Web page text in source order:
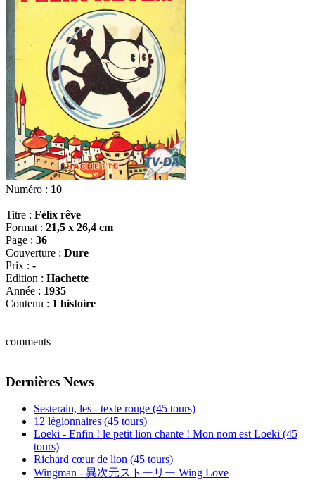
Numéro : 10
Titre : Félix rêve
Format : 21,5 x 26,4 cm
Page : 36
Couverture : Dure
Prix : -
Edition : Hachette
Année : 1935
Contenu : 1 histoire
comments
Dernières News
Sesterain, les - texte rouge (45 tours)
12 légionnaires (45 tours)
Loeki - Enfin ! le petit lion chante ! Mon nom est Loeki (45
tours)
Richard cœur de lion (45 tours)
Wingman - 異次元ストーリー Wing Love